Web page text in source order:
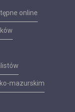
online
mazurskim